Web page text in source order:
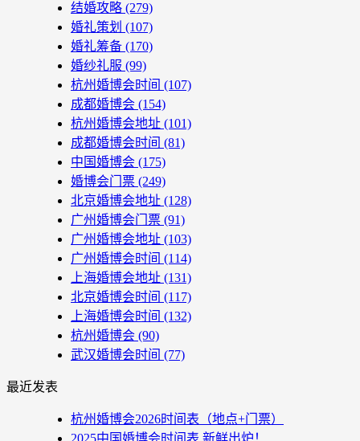
结婚攻略 (279)
婚礼策划 (107)
婚礼筹备 (170)
婚纱礼服 (99)
杭州婚博会时间 (107)
成都婚博会 (154)
杭州婚博会地址 (101)
成都婚博会时间 (81)
中国婚博会 (175)
婚博会门票 (249)
北京婚博会地址 (128)
广州婚博会门票 (91)
广州婚博会地址 (103)
广州婚博会时间 (114)
上海婚博会地址 (131)
北京婚博会时间 (117)
上海婚博会时间 (132)
杭州婚博会 (90)
武汉婚博会时间 (77)
最近发表
杭州婚博会2026时间表（地点+门票）
2025中国婚博会时间表 新鲜出炉！